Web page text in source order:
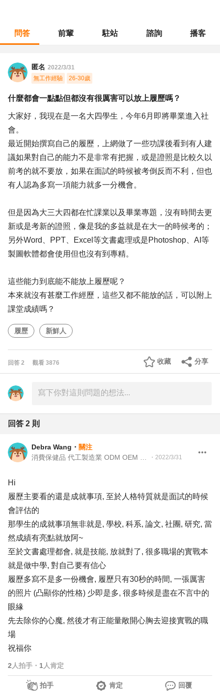
問答 前輩 駐站 諮詢 播客
匿名 2022/3/31
無工作經驗
26-30歲
什麼都會一點點但都沒有很厲害可以放上履歷嗎？
大家好，我現在是一名大四學生，今年6月即將畢業進入社
會。
最近開始撰寫自己的履歷，上網做了一些功課後看到有人建
議如果對自己的能力不是非常有把握，或是證照是比較久以
前考的就不要放，如果在面試的時候被考倒反而不利，但也
有人認為多寫一項能力就多一分機會。
但是因為大三大四都在忙課業以及畢業專題，沒有時間去更
新或是考新的證照，像是我的多益就是在大一的時候考的；
另外Word、PPT、Excel等文書處理或是Photoshop、AI等
製圖軟體都會使用但也沒有到專精。
這些能力到底能不能放上履歷呢？
本來就沒有甚麼工作經歷，這些又都不能放的話，可以附上
課堂成績嗎？
履歷 新鮮人
回答 2 觀看 3876 分享
收藏
回答 2 則
Debra Wang ・ 關注
・ 2022/3/31
Hi
履歷主要看的還是成就事項, 至於人格特質就是面試的時候
會評估的
那學生的成就事項無非就是, 學校, 科系, 論文, 社團, 研究, 當
然成績有亮點就放阿~
至於文書處理都會, 就是技能, 放就對了, 很多職場的實戰本
就是做中學, 對自己要有信心
履歷多寫不是多一份機會, 履歷只有30秒的時間, 一張厲害
的照片 (凸顯你的性格) 少即是多, 很多時候是盡在不言中的
眼緣
先去除你的心魔, 然後才有正能量敞開心胸去迎接實戰的職
場
祝福你
2 人拍手 ・ 1 人肯定
拍手 肯定 回覆